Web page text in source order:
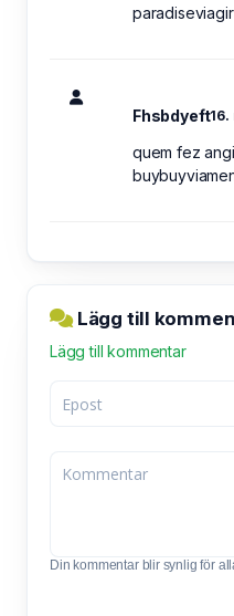
Fhsbdyeft16.
quem fez
Lägg till
Lägg till kommentar
Din kommentar blir synlig för